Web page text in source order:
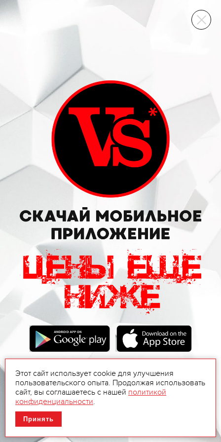
ВИННЫЙ СКЛАД
Этот сайт использует cookie для улучшения
пользовательского опыта. Продолжая использовать
сайт, вы соглашаетесь с нашей политикой
конфиденциальности.
Принять